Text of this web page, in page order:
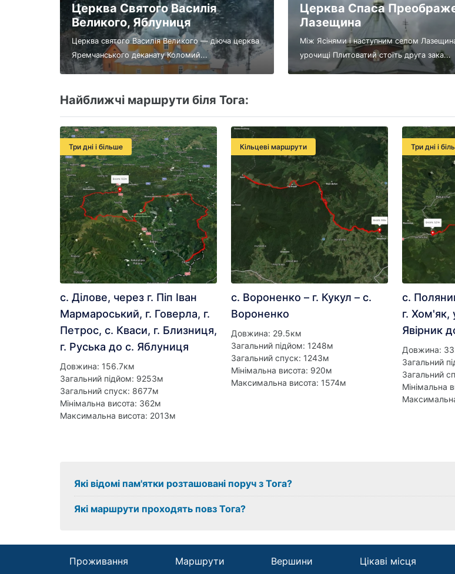
Церква Святого Василія
Великого, Яблуниця
Церква святого Василія Великого — діюча церква
Яремчанського деканату Коломий...
Церква Спаса
Лазещина
Між Ясінями і наступним селом
урочищі Плитоватий стоїть друга зака...
Найближчі маршрути біля Тога:
Три дні і більше
с. Ділове, через г. Піп Іван
Мармароський, г. Говерла, г.
Петрос, с. Кваси, г. Близниця,
г. Руська до с. Яблуниця
Довжина: 156.7км
Загальний підйом: 9253м
Загальний спуск: 8677м
Мінімальна висота: 362м
Максимальна висота: 2013м
Кільцеві маршрути
с. Вороненко – г. Кукул – с.
Вороненко
Довжина: 29.5км
Загальний підйом: 1248м
Загальний спуск: 1243м
Мінімальна висота: 920м
Максимальна висота: 1574м
Три дні і
с.
г.
Явірник
Довжина:
Загальний
Загальний
Мінімальна
Які відомі пам'ятки розташовані поруч з Тога?
Які маршрути проходять повз Тога?
Проживання Маршрути Вершини Цікаві місця